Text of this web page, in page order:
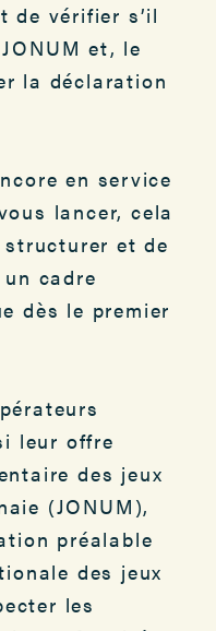
de vérifier s’il
et, le
la déclaration
en service
lancer, cela
structurer et de
cadre
dès le premier
leur offre
des jeux
(JONUM),
préalable
des jeux
les